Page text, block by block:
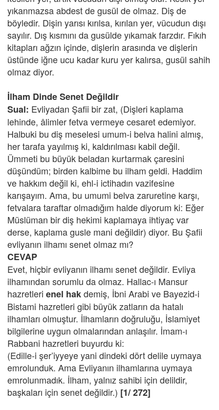
yıkanmazsa abdest de gusül de olmaz. Diş de
böyledir. Dişin yarısı kırılsa, kırılan yer, vücudun dışı
sayılır. Dış kısmını da gusülde yıkamak farzdır. Fıkıh
kitapları ağzın içinde, dişlerin arasında ve dişlerin
üstünde iğne ucu kadar kuru yer kalırsa, gusül sahih
olmaz diyor.
İlham Dinde Senet Değildir
Sual: Evliyadan Şafii bir zat, (Dişleri kaplama
lehinde, âlimler fetva vermeye cesaret edemiyor.
Halbuki bu diş meselesi umum-i belva halini almış,
her tarafa yayılmış ki, kaldırılması kabil değil.
Ümmeti bu büyük beladan kurtarmak çaresini
düşündüm; birden kalbime bu ilham geldi. Haddim
ve hakkım değil ki, ehl-i ictihadın vazifesine
karışayım. Ama, bu umumi belva zaruretine karşı,
fetvalara taraftar olmadığım halde diyorum ki: Eğer
Müslüman bir diş hekimi kaplamaya ihtiyaç var
derse, kaplama gusle mani değildir) diyor. Bu Şafii
evliyanın ilhamı senet olmaz mı?
CEVAP
Evet, hiçbir evliyanın ilhamı senet değildir. Evliya
ilhamından sorumlu da olmaz. Hallac-ı Mansur
hazretleri enel hakdemiş, İbni Arabi ve Bayezid-i
Bistami hazretleri gibi büyük zatların da hatalı
ilhamları olmuştur. İlhamların doğruluğu, İslamiyet
bilgilerine uygun olmalarından anlaşılır. İmam-ı
Rabbani hazretleri buyurdu ki:
(Edille-i şer’iyyeye yani dindeki dört delile uymaya
emrolunduk. Ama Evliyanın ilhamlarına uymaya
emrolunmadık. İlham, yalnız sahibi için delildir,
başkaları için senet değildir.) [1/ 272]